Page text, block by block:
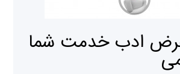
عرض ادب خدمت شما